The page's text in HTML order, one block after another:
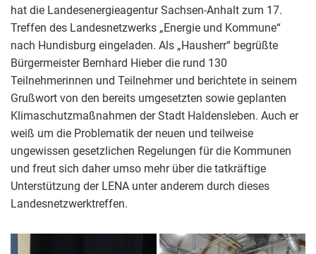
hat die Landesenergieagentur Sachsen-Anhalt zum 17.
Treffen des Landesnetzwerks „Energie und Kommune“
nach Hundisburg eingeladen. Als „Hausherr“ begrüßte
Bürgermeister Bernhard Hieber die rund 130
Teilnehmerinnen und Teilnehmer und berichtete in seinem
Grußwort von den bereits umgesetzten sowie geplanten
Klimaschutzmaßnahmen der Stadt Haldensleben. Auch er
weiß um die Problematik der neuen und teilweise
ungewissen gesetzlichen Regelungen für die Kommunen
und freut sich daher umso mehr über die tatkräftige
Unterstützung der LENA unter anderem durch dieses
Landesnetzwerktreffen.